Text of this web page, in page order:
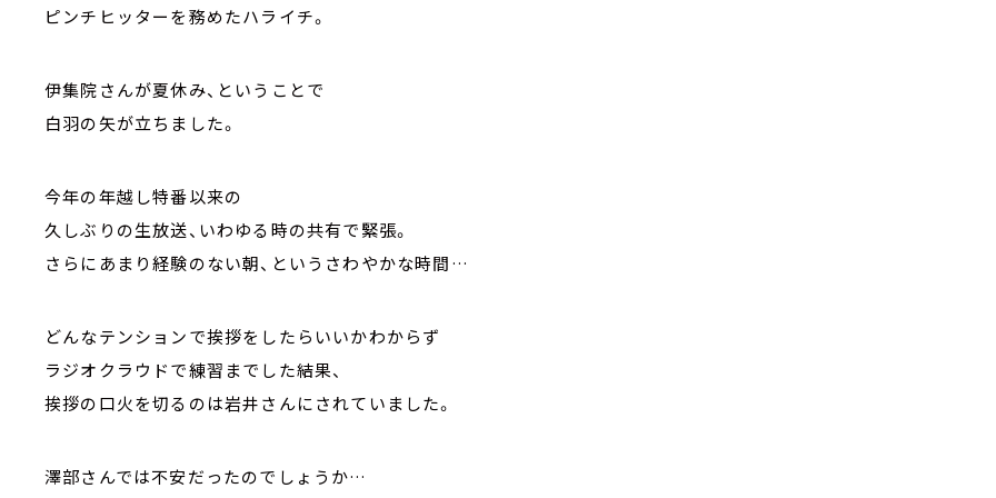
ピンチヒッターを務めたハライチ。
伊集院さんが夏休み、ということで
白羽の矢が立ちました。
今年の年越し特番以来の
久しぶりの生放送、いわゆる時の共有で緊張。
さらにあまり経験のない朝、というさわやかな時間…
どんなテンションで挨拶をしたらいいかわからず
ラジオクラウドで練習までした結果、
挨拶の口火を切るのは岩井さんにされていました。
澤部さんでは不安だったのでしょうか…